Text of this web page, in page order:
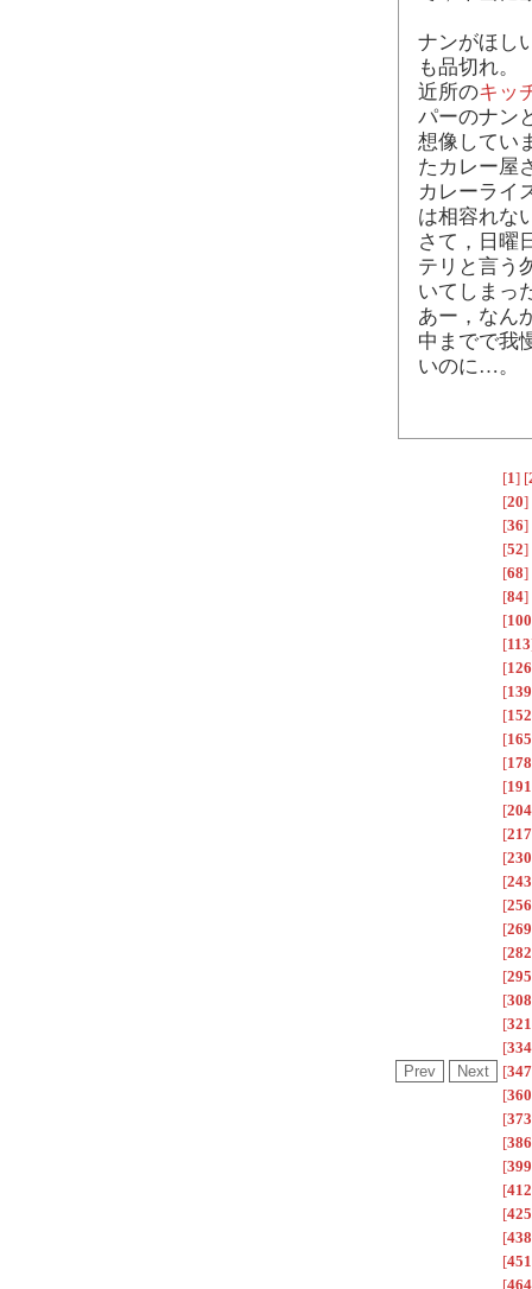
ナンがほし
も品切れ。
近所のキッ
パーのナン
想像してい
たカレー屋
カレーライ
は相容れな
さて，日曜
テリと言う
いてしまっ
あー，なん
中までで我
いのに…。
[1] [
[20]
[36]
[52]
[68]
[84]
[100
[113
[126
[139
[152
[165
[178
[191
[204
[217
[230
[243
[256
[269
[282
[295
[308
[321
[334
[347
[360
[373
[386
[399
[412
[425
[438
[451
[464